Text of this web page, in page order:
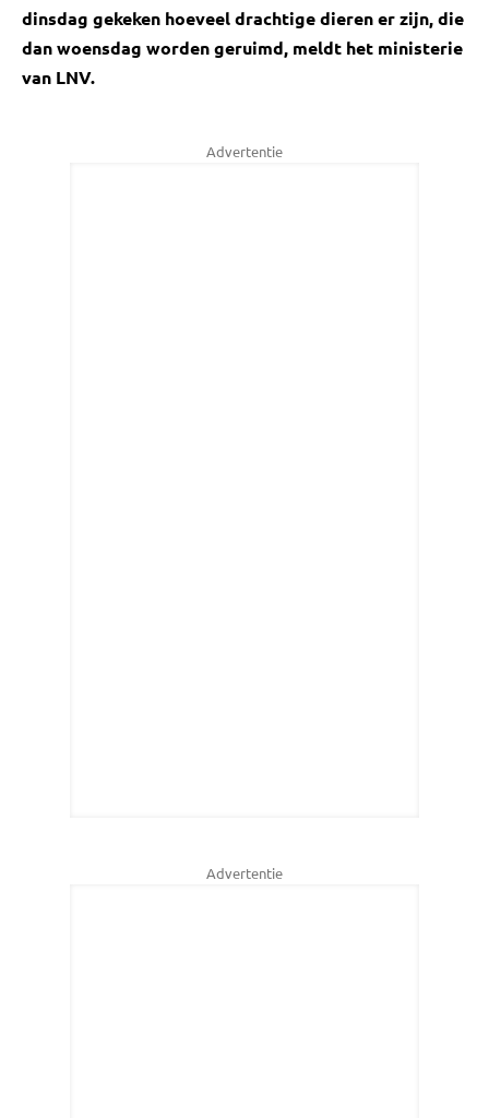
dinsdag gekeken hoeveel drachtige dieren er zijn, die
dan woensdag worden geruimd, meldt het ministerie
van LNV.
Advertentie
Advertentie